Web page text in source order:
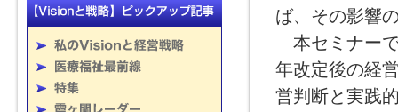
ば、その影響
本セミナー
年改定後の経
営判断と実践